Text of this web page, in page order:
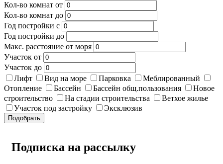
Кол-во комнат от
Кол-во комнат до
Год постройки с
Год постройки до
Макс. расстояние от моря
Участок от
Участок до
Лифт
Вид на море Парковка
Меблированный
Отопление
Бассейн Бассейн общ.пользования
Новое
строительство
На стадии строительства
Ветхое жилье
Участок под застройку
Эксклюзив
Подобрать
Подписка на рассылку